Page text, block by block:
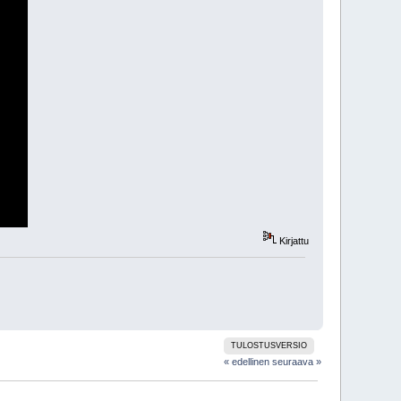
Kirjattu
TULOSTUSVERSIO
« edellinen seuraava »